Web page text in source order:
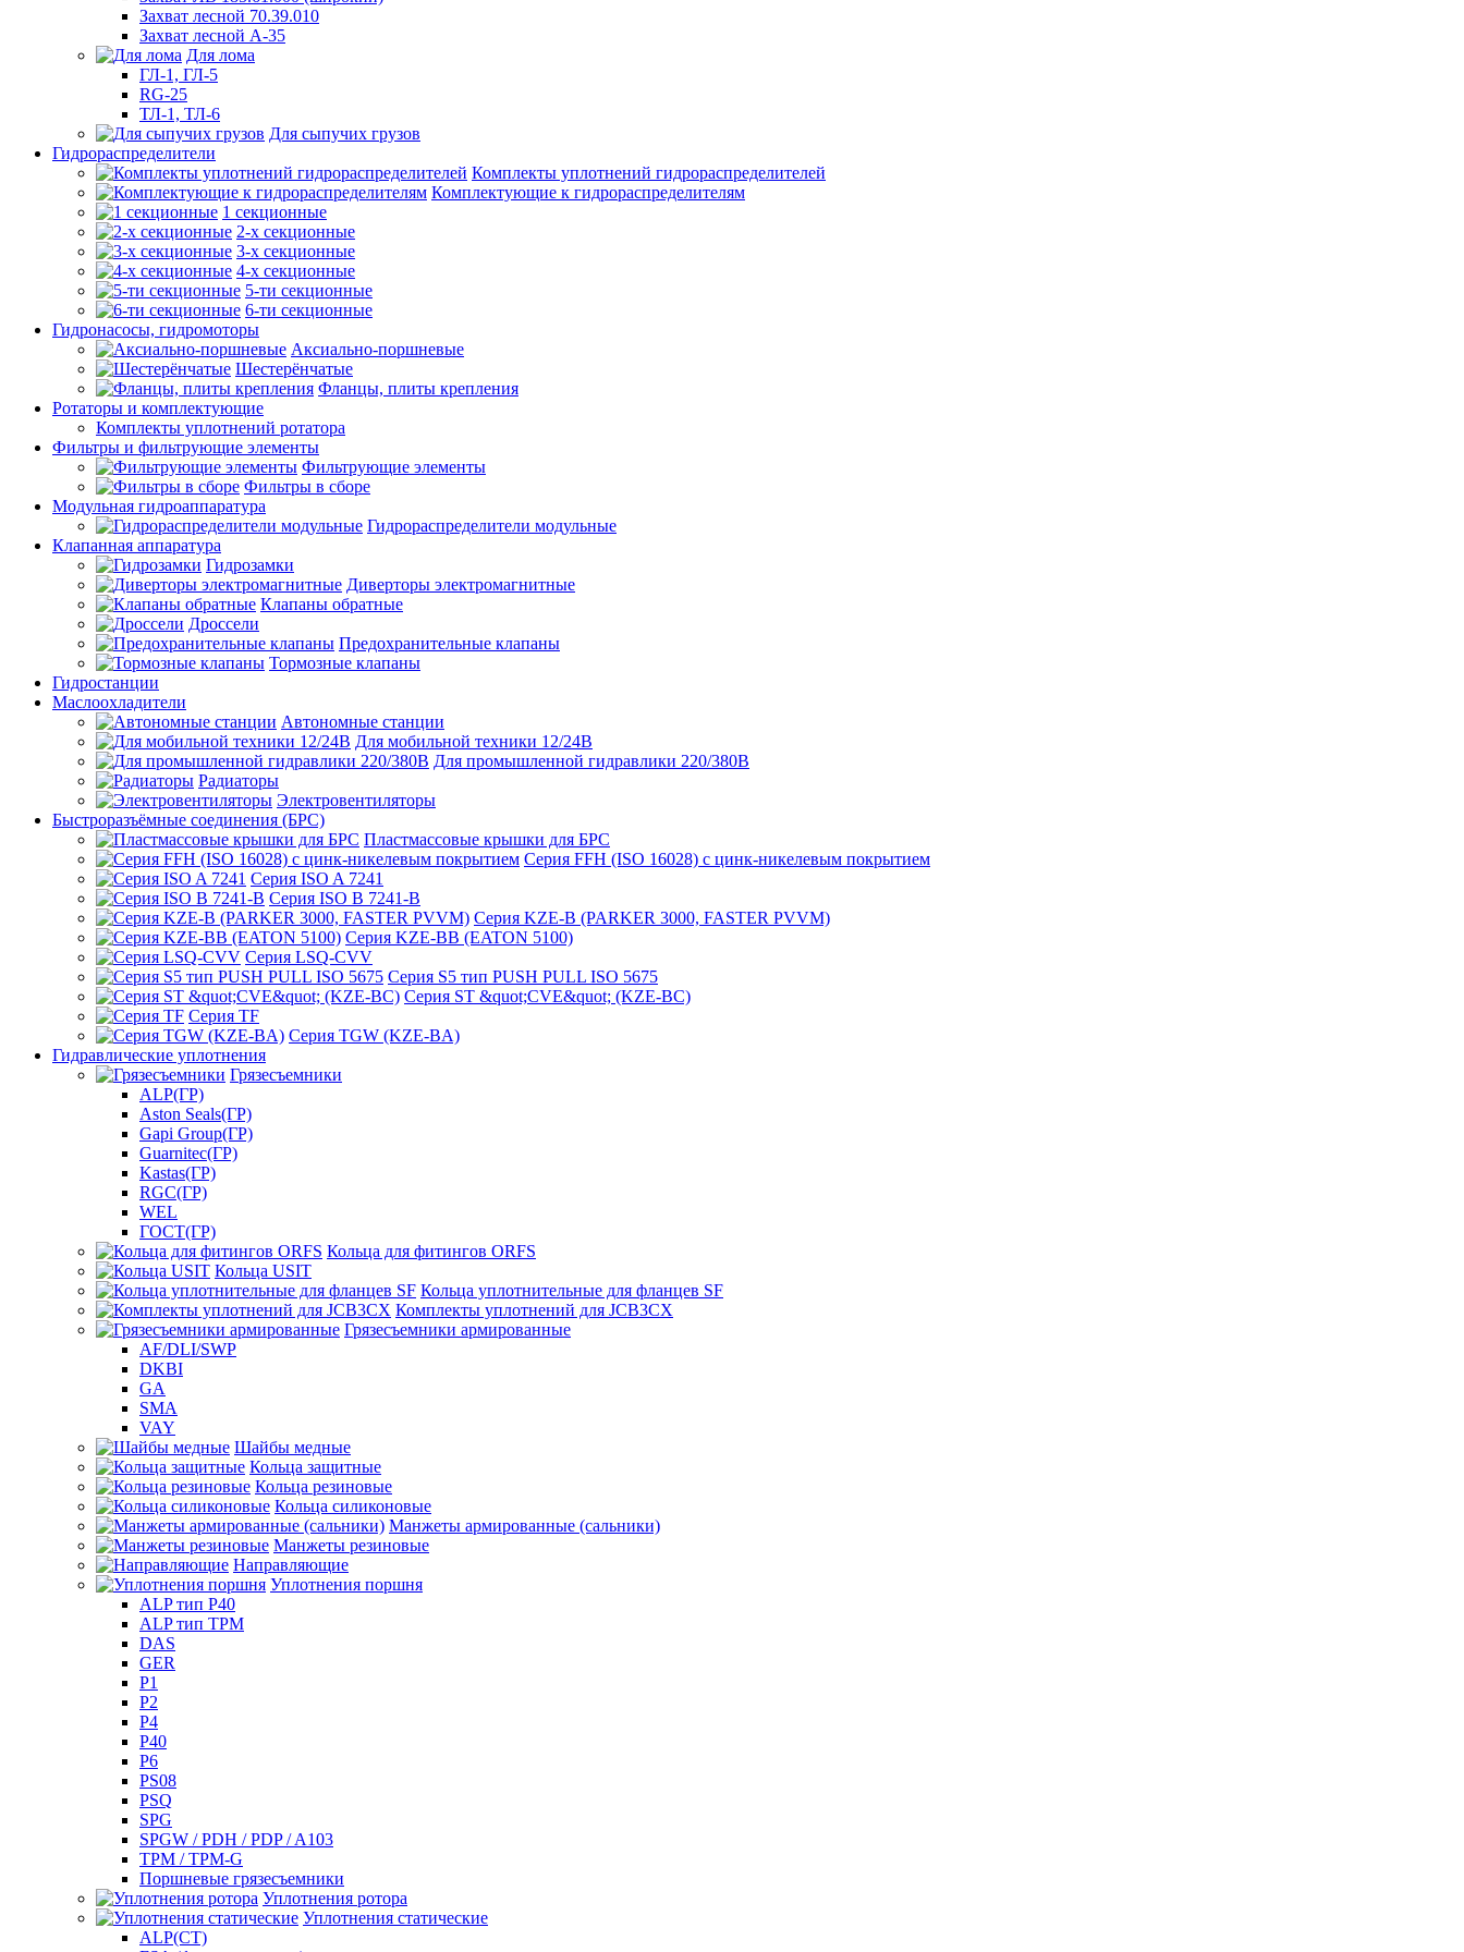
Захват лесной 70.39.010
Захват лесной А-35
Для лома
ГЛ-1, ГЛ-5
RG-25
ТЛ-1, ТЛ-6
Для сыпучих грузов
Гидрораспределители
Комплекты уплотнений гидрораспределителей
Комплектующие к гидрораспределителям
1 секционные
2-х секционные
3-х секционные
4-х секционные
5-ти секционные
6-ти секционные
Гидронасосы, гидромоторы
Аксиально-поршневые
Шестерёнчатые
Фланцы, плиты крепления
Ротаторы и комплектующие
Комплекты уплотнений ротатора
Фильтры и фильтрующие элементы
Фильтрующие элементы
Фильтры в сборе
Модульная гидроаппаратура
Гидрораспределители модульные
Клапанная аппаратура
Гидрозамки
Диверторы электромагнитные
Клапаны обратные
Дроссели
Предохранительные клапаны
Тормозные клапаны
Гидростанции
Маслоохладители
Автономные станции
Для мобильной техники 12/24В
Для промышленной гидравлики 220/380В
Радиаторы
Электровентиляторы
Быстроразъёмные соединения (БРС)
Пластмассовые крышки для БРС
Серия FFH (ISO 16028) с цинк-никелевым покрытием
Серия ISO A 7241
Серия ISO B 7241-B
Серия KZE-B (PARKER 3000, FASTER PVVM)
Серия KZE-BB (EATON 5100)
Серия LSQ-CVV
Серия S5 тип PUSH PULL ISO 5675
Серия ST &quot;CVE&quot; (KZE-BC)
Серия TF
Серия TGW (KZE-BA)
Гидравлические уплотнения
Грязесъемники
ALP(ГР)
Aston Seals(ГР)
Gapi Group(ГР)
Guarnitec(ГР)
Kastas(ГР)
RGC(ГР)
WEL
ГОСТ(ГР)
Кольца для фитингов ORFS
Кольца USIT
Кольца уплотнительные для фланцев SF
Комплекты уплотнений для JCB3CX
Грязесъемники армированные
AF/DLI/SWP
DKBI
GA
SMA
VAY
Шайбы медные
Кольца защитные
Кольца резиновые
Кольца силиконовые
Манжеты армированные (сальники)
Манжеты резиновые
Направляющие
Уплотнения поршня
ALP тип P40
ALP тип TPM
DAS
GER
P1
P2
P4
P40
P6
PS08
PSQ
SPG
SPGW / PDH / PDP / A103
TPM / TPM-G
Поршневые грязесъемники
Уплотнения ротора
Уплотнения статические
ALP(СТ)